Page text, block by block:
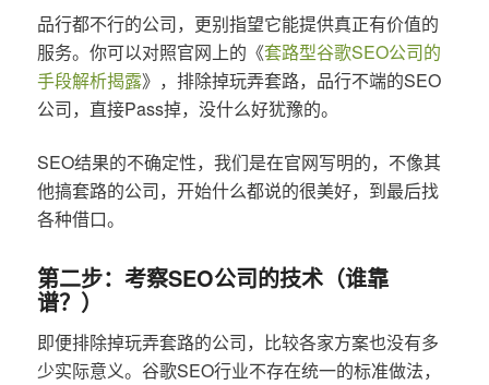
品行都不行的公司，更别指望它能提供真正有价值的
服务。你可以对照官网上的《套路型谷歌SEO公司的
手段解析揭露》，排除掉玩弄套路，品行不端的SEO
公司，直接Pass掉，没什么好犹豫的。
SEO结果的不确定性，我们是在官网写明的，不像其
他搞套路的公司，开始什么都说的很美好，到最后找
各种借口。
第二步：考察SEO公司的技术（谁靠
谱？）
即便排除掉玩弄套路的公司，比较各家方案也没有多
少实际意义。谷歌SEO行业不存在统一的标准做法，